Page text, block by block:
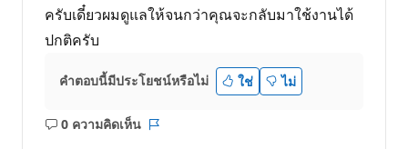
ครับเดี๋ยวผมดูแลให้จนกว่าคุณจะกลับมาใช้งานได้
ปกติครับ
คำตอบนี้มีประโยชน์หรือไม่ ใช่ ไม่
0 ความคิดเห็น
ไม่มี